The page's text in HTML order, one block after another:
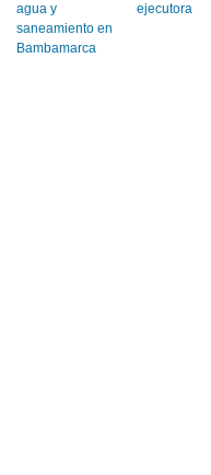
agua y
saneamiento en
Bambamarca
ejecutora